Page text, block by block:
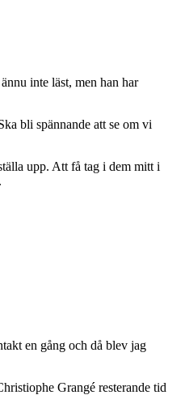
inte läst, men han har
bli spännande att se om vi
upp. Att få tag i dem mitt i
en gång och då blev jag
Grangé resterande tid